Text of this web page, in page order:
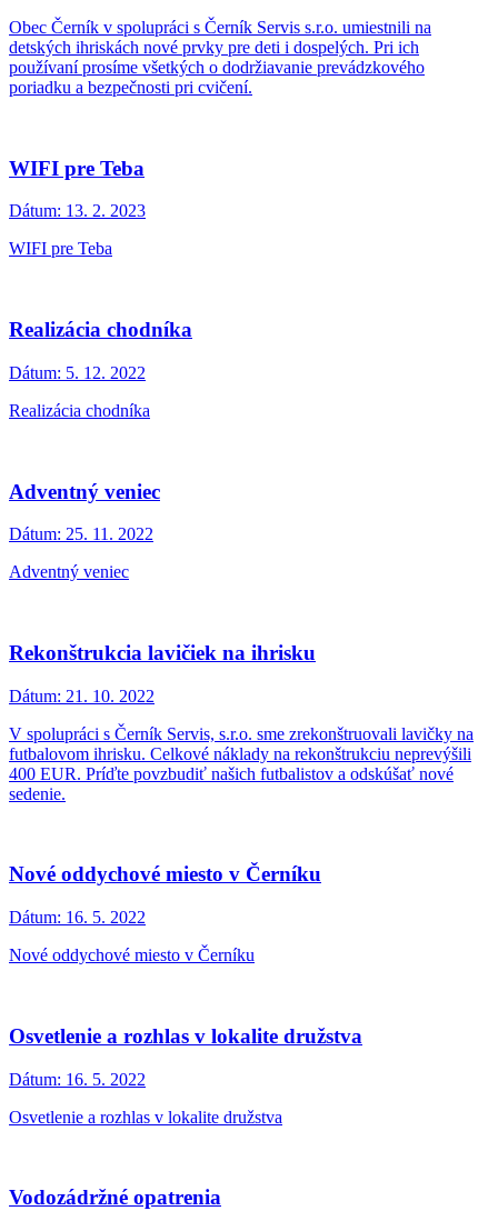
Obec Černík v spolupráci s Černík Servis s.r.o. umiestnili na
detských ihriskách nové prvky pre deti i dospelých. Pri ich
používaní prosíme všetkých o dodržiavanie prevádzkového
poriadku a bezpečnosti pri cvičení.
WIFI pre Teba
Dátum: 13. 2. 2023
WIFI pre Teba
Realizácia chodníka
Dátum: 5. 12. 2022
Realizácia chodníka
Adventný veniec
Dátum: 25. 11. 2022
Adventný veniec
Rekonštrukcia lavičiek na ihrisku
Dátum: 21. 10. 2022
V spolupráci s Černík Servis, s.r.o. sme zrekonštruovali lavičky na
futbalovom ihrisku. Celkové náklady na rekonštrukciu neprevýšili
400 EUR. Príďte povzbudiť našich futbalistov a odskúšať nové
sedenie.
Nové oddychové miesto v Černíku
Dátum: 16. 5. 2022
Nové oddychové miesto v Černíku
Osvetlenie a rozhlas v lokalite družstva
Dátum: 16. 5. 2022
Osvetlenie a rozhlas v lokalite družstva
Vodozádržné opatrenia